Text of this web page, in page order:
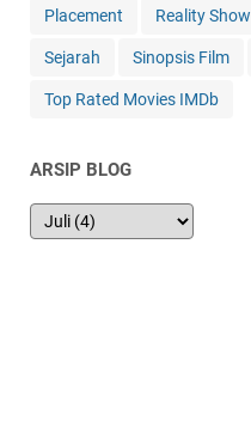
Placement Reality Show
Sejarah Sinopsis Film
Top Rated Movies IMDb
ARSIP BLOG